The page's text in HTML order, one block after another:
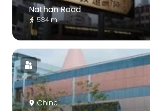
Nathan Road
584 m
Chine